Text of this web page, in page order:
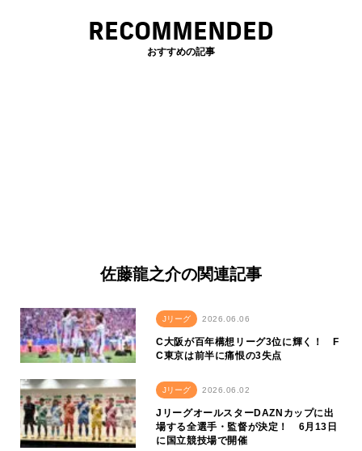
RECOMMENDED
おすすめの記事
佐藤龍之介の関連記事
Jリーグ 2026.06.06
C大阪が百年構想リーグ3位に輝く！ F
C東京は前半に痛恨の3失点
Jリーグ 2026.06.02
JリーグオールスターDAZNカップに出
場する全選手・監督が決定！ 6月13日
に国立競技場で開催